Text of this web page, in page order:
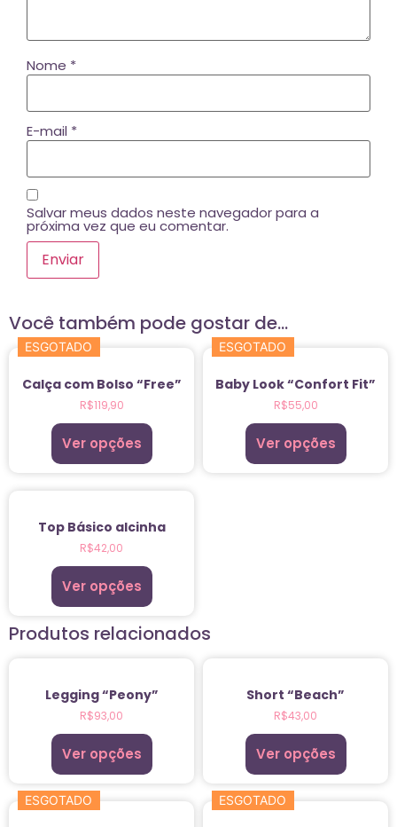
Nome *
E-mail *
Salvar meus dados neste navegador para a
próxima vez que eu comentar.
Você também pode gostar de…
ESGOTADO
Calça com Bolso “Free”
R$119,90
Ver opções
ESGOTADO
Baby Look “Confort Fit”
R$55,00
Ver opções
Top Básico alcinha
R$42,00
Ver opções
Produtos relacionados
Legging “Peony”
R$93,00
Ver opções
Short “Beach”
R$43,00
Ver opções
ESGOTADO ESGOTADO